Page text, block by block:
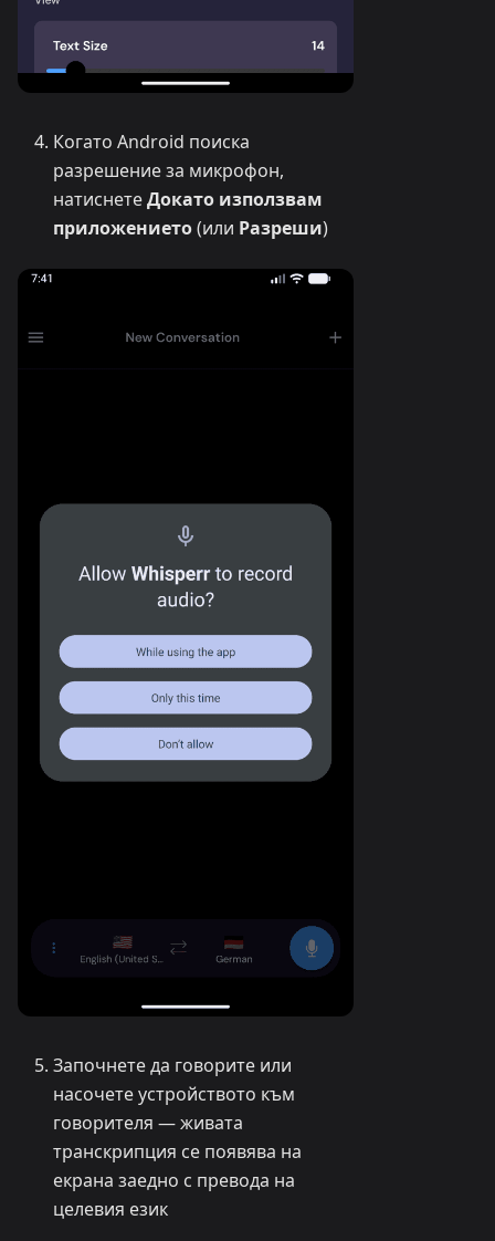
Когато Android поиска
разрешение за микрофон,
натиснетеДокато използвам
приложението(или Разреши)
Започнете да говорите или
насочете устройството към
говорителя — живата
транскрипция се появява на
екрана заедно с превода на
целевия език